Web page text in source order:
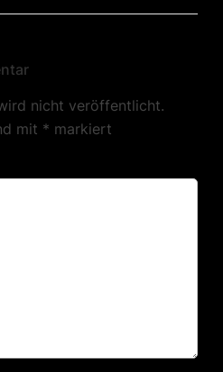
nicht veröffentlicht.
mit * markiert